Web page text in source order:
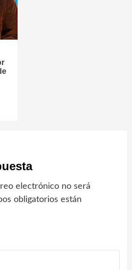
electrónico no será
obligatorios están